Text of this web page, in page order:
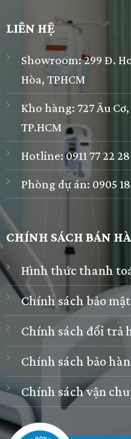
LIÊN HỆ
Showroom: 299 Đ.
Hòa, TPHCM
Kho hàng: 727 Âu
TP.HCM
Hotline:0911 77 22 28
Phòng dự án: 0905
CHÍNH SÁCH BÁN
Hình thức thanh
Chính sách bảo
Chính sách đổi trả
Chính sách bảo
Chính sách vận